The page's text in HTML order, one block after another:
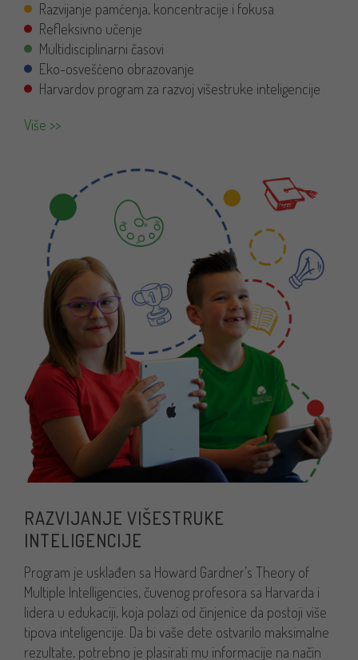
Razvijanje pamćenja, koncentracije i fokusa
Refleksivno učenje
Multidisciplinarni časovi
Eko-osvešćeno obrazovanje
Harvardov program za razvoj višestruke inteligencije
Više >>
RAZVIJANJE VIŠESTRUKE
INTELIGENCIJE
Program je usklađen sa Howard Gardner’s Theory of
Multiple Intelligencies, čuvenog profesora sa Harvarda i
lidera u edukaciji, koja polazi od činjenice da postoji više
tipova inteligencije. Da bi vaše dete ostvarilo maksimalne
rezultate, potrebno je plasirati mu informacije na način